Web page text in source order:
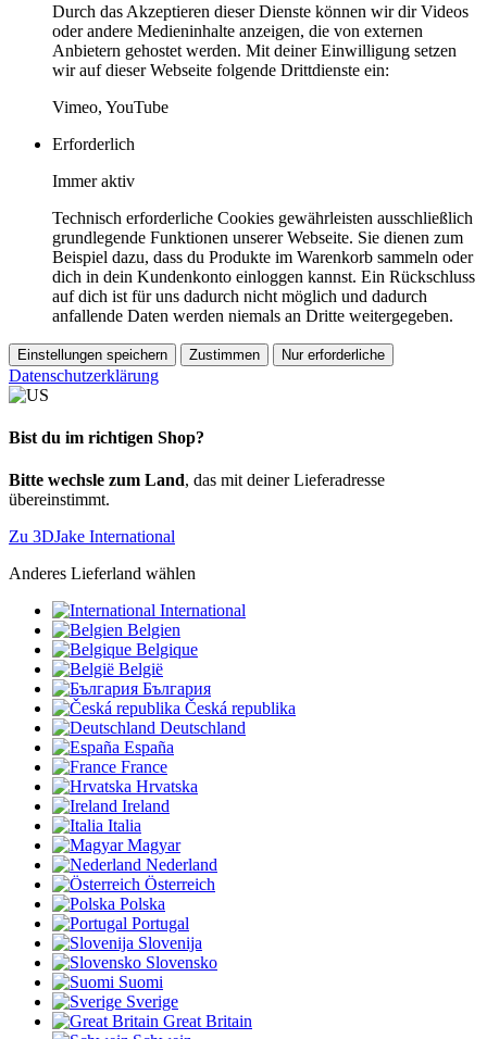
Durch das Akzeptieren dieser Dienste können wir dir Videos
oder andere Medieninhalte anzeigen, die von externen
Anbietern gehostet werden. Mit deiner Einwilligung setzen
wir auf dieser Webseite folgende Drittdienste ein:
Vimeo, YouTube
Erforderlich
Immer aktiv
Technisch erforderliche Cookies gewährleisten ausschließlich
grundlegende Funktionen unserer Webseite. Sie dienen zum
Beispiel dazu, dass du Produkte im Warenkorb sammeln oder
dich in dein Kundenkonto einloggen kannst. Ein Rückschluss
auf dich ist für uns dadurch nicht möglich und dadurch
anfallende Daten werden niemals an Dritte weitergegeben.
Einstellungen speichern Zustimmen Nur erforderliche
Datenschutzerklärung
Bist du im richtigen Shop?
Bitte wechsle zum Land, das mit deiner Lieferadresse
übereinstimmt.
Zu 3DJake International
Anderes Lieferland wählen
International
Belgien
Belgique
België
България
Česká republika
Deutschland
España
France
Hrvatska
Ireland
Italia
Magyar
Nederland
Österreich
Polska
Portugal
Slovenija
Slovensko
Suomi
Sverige
Great Britain